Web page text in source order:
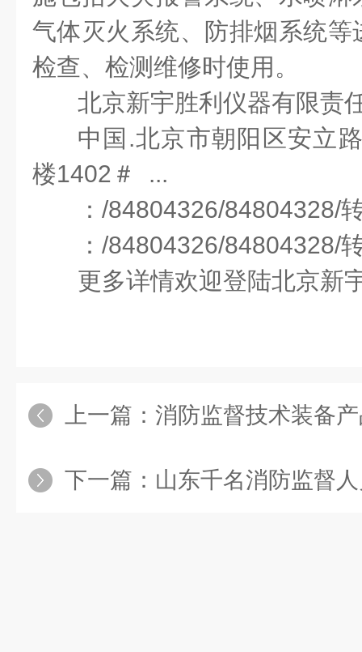
气体灭火系统、防排烟系统
检查、检测维修时使用。
北京新宇胜利仪器有限责
中国 .北京市朝阳区安立
楼1402 ＃
...
： /84804326/84804328/
： /84804326/84804328/
更多详情欢迎登陆北京新
上一篇： 消防监督技术装备
下一篇： 山东千名消防监督人员